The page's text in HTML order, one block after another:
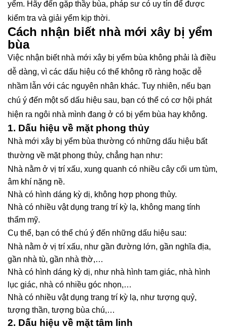
yểm. Hãy đến gặp thầy bùa, pháp sư có uy tín để được
kiểm tra và giải yểm kịp thời.
Cách nhận biết nhà mới xây bị yểm
bùa
Việc nhận biết nhà mới xây bị yểm bùa không phải là điều
dễ dàng, vì các dấu hiệu có thể không rõ ràng hoặc dễ
nhầm lẫn với các nguyên nhân khác. Tuy nhiên, nếu bạn
chú ý đến một số dấu hiệu sau, bạn có thể có cơ hội phát
hiện ra ngôi nhà mình đang ở có bị yểm bùa hay không.
1. Dấu hiệu về mặt phong thủy
Nhà mới xây bị yểm bùa thường có những dấu hiệu bất
thường về mặt phong thủy, chẳng hạn như:
Nhà nằm ở vị trí xấu, xung quanh có nhiều cây cối um tùm,
âm khí nặng nề.
Nhà có hình dáng kỳ dị, không hợp phong thủy.
Nhà có nhiều vật dụng trang trí kỳ lạ, không mang tính
thẩm mỹ.
Cụ thể, bạn có thể chú ý đến những dấu hiệu sau:
Nhà nằm ở vị trí xấu, như gần đường lớn, gần nghĩa địa,
gần nhà tù, gần nhà thờ,…
Nhà có hình dáng kỳ dị, như nhà hình tam giác, nhà hình
lục giác, nhà có nhiều góc nhọn,…
Nhà có nhiều vật dụng trang trí kỳ lạ, như tượng quỷ,
tượng thần, tượng bùa chú,…
2. Dấu hiệu về mặt tâm linh